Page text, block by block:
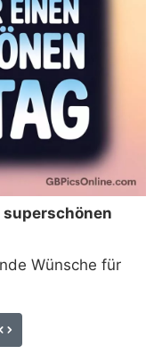
Wünsche für